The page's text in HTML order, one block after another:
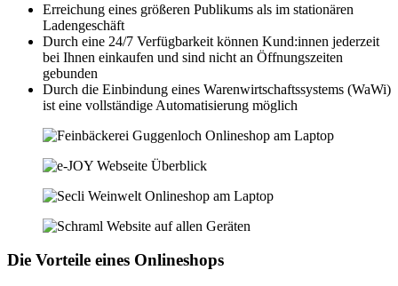
Erreichung eines größeren Publikums als im stationären
Ladengeschäft
Durch eine 24/7 Verfügbarkeit können Kund:innen jederzeit
bei Ihnen einkaufen und sind nicht an Öffnungszeiten
gebunden
Durch die Einbindung eines Warenwirtschaftssystems (WaWi)
ist eine vollständige Automatisierung möglich
Die Vorteile eines Onlineshops